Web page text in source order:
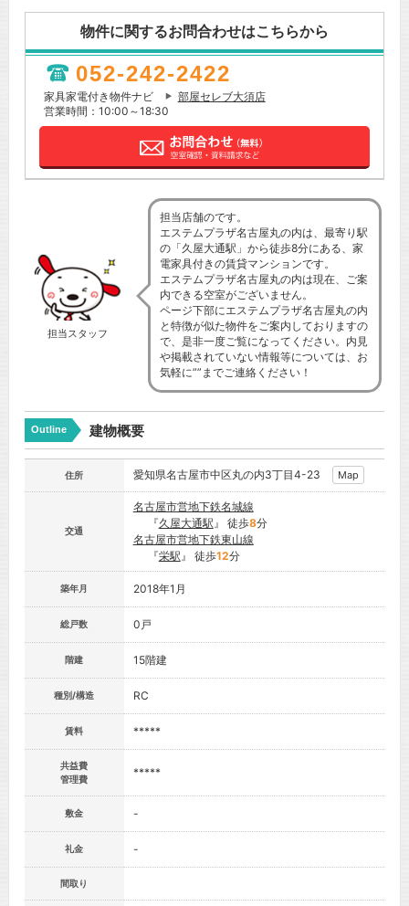
物件に関するお問合わせはこちらから
052-242-2422
家具家電付き物件ナビ
部屋セレブ大須店
営業時間：10:00～18:30
担当スタッフ
担当店舗のです。
エステムプラザ名古屋丸の内は、最寄り駅
の「久屋大通駅」から徒歩8分にある、家
電家具付きの賃貸マンションです。
エステムプラザ名古屋丸の内は現在、ご案
内できる空室がございません。
ページ下部にエステムプラザ名古屋丸の内
と特徴が似た物件をご案内しておりますの
で、是非一度ご覧になってください。内見
や掲載されていない情報等については、お
気軽に””までご連絡ください！
Outline 建物概要
住所 愛知県名古屋市中区丸の内3丁目4-23 Map
交通
名古屋市営地下鉄名城線
『久屋大通駅』 徒歩8分
名古屋市営地下鉄東山線
『栄駅』 徒歩12分
築年月 2018年1月
総戸数 0戸
階建 15階建
種別/構造 RC
賃料 *****
共益費
管理費
*****
敷金 -
礼金 -
間取り